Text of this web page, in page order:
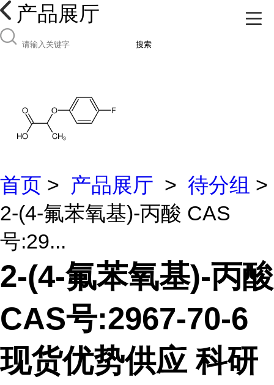
产品展厅
搜索
首页 > 产品展厅 > 待分组 >
2-(4-氟苯氧基)-丙酸 CAS
号:29...
2-(4-氟苯氧基)-丙酸
CAS号:2967-70-6
现货优势供应 科研